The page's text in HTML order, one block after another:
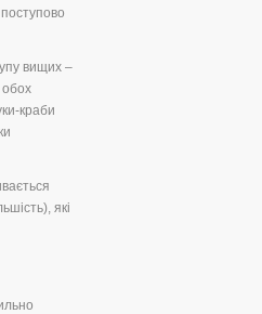
вищих –
обох
краби
які